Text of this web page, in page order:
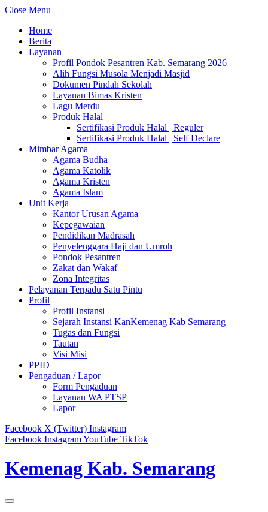
Close Menu
Home
Berita
Layanan
Profil Pondok Pesantren Kab. Semarang 2026
Alih Fungsi Musola Menjadi Masjid
Dokumen Pindah Sekolah
Layanan Bimas Kristen
Lagu Merdu
Produk Halal
Sertifikasi Produk Halal | Reguler
Sertifikasi Produk Halal | Self Declare
Mimbar Agama
Agama Budha
Agama Katolik
Agama Kristen
Agama Islam
Unit Kerja
Kantor Urusan Agama
Kepegawaian
Pendidikan Madrasah
Penyelenggara Haji dan Umroh
Pondok Pesantren
Zakat dan Wakaf
Zona Integritas
Pelayanan Terpadu Satu Pintu
Profil
Profil Instansi
Sejarah Instansi KanKemenag Kab Semarang
Tugas dan Fungsi
Tautan
Visi Misi
PPID
Pengaduan / Lapor
Form Pengaduan
Layanan WA PTSP
Lapor
Facebook X (Twitter) Instagram
Facebook InstagramYouTube TikTok
Kemenag Kab. Semarang